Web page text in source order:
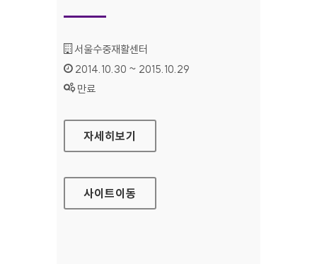
기관명 :
서울수중재활센터
인증기간 :
2014.10.30 ~ 2015.10.29
상태 :
만료
서울수중재활센터 홈페이지
자세히보기
사이트이동